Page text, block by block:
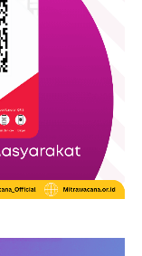
remarkss and a
visitors could also
from local
engagement
featuring
organizations,
The event started
theme ‘Facing the